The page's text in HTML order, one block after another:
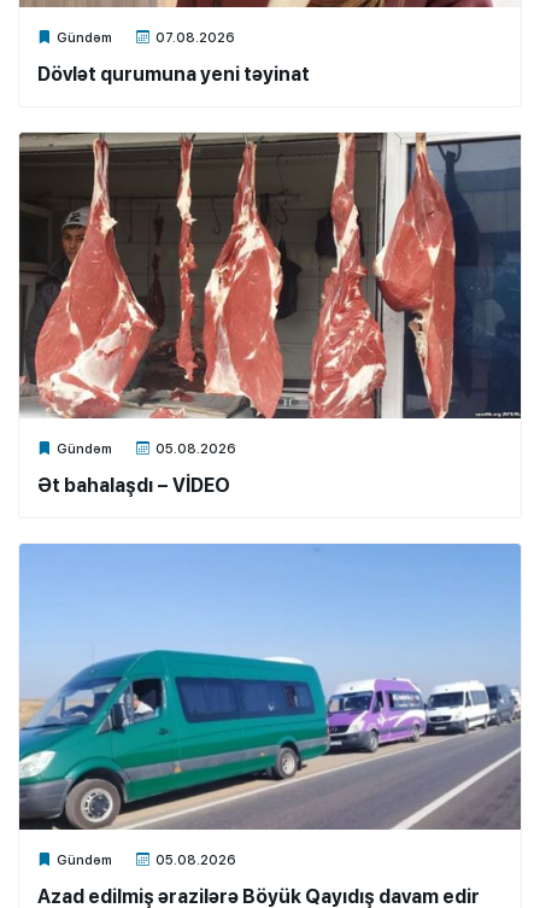
Gündəm 07.08.2026
Xalq.Online
Dövlət qurumuna yeni təyinat
Gündəm 05.08.2026
Xalq.Online
Ət bahalaşdı – VİDEO
Gündəm 05.08.2026
Xalq.Online
Azad edilmiş ərazilərə Böyük Qayıdış davam edir